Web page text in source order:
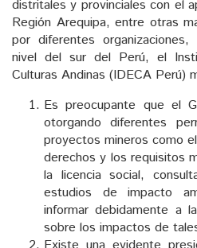
distritales y provinciales con el
Región Arequipa, entre otras
por diferentes
nivel del sur del Perú, el
Culturas Andinas (IDECA Perú)
Es preocupante que el
otorgando diferentes
proyectos mineros como
derechos y los requisitos
la licencia social,
estudios de impacto
informar debidamente a
sobre los impactos de